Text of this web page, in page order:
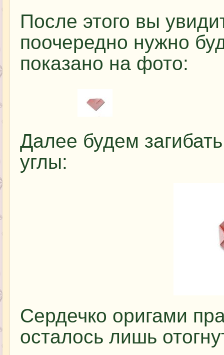
После этого вы
поочередно нужно
показано на фото:
Далее будем
углы:
Сердечко оригами
осталось лишь